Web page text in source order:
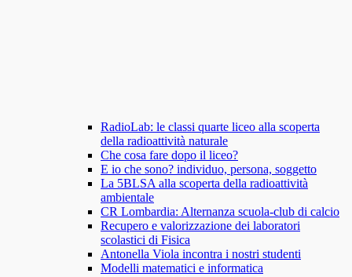
RadioLab: le classi quarte liceo alla scoperta
della radioattività naturale
Che cosa fare dopo il liceo?
E io che sono? individuo, persona, soggetto
La 5BLSA alla scoperta della radioattività
ambientale
CR Lombardia: Alternanza scuola-club di calcio
Recupero e valorizzazione dei laboratori
scolastici di Fisica
Antonella Viola incontra i nostri studenti
Modelli matematici e informatica